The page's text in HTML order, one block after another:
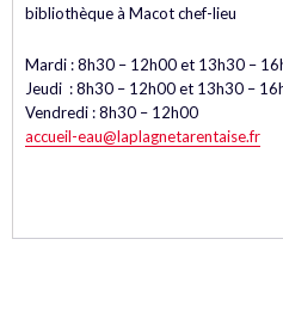
bibliothèque à Macot chef-lieu
Mardi : 8h30 – 12h00 et 13h30 –
Jeudi : 8h30 – 12h00 et 13h30 –
Vendredi : 8h30 – 12h00
accueil-eau@laplagnetarentaise.fr